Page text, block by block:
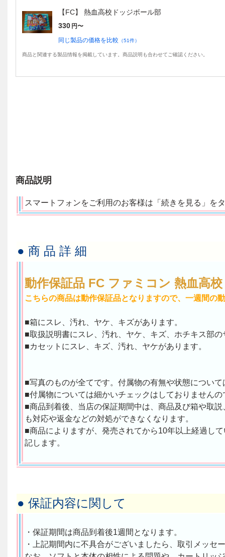
【FC】 熱血高校ドッジボール部
330 円〜
同じ製品の価格を比較 （51件）
商品と関連する製品情報を掲載しています。商品説明も合わせてご確認ください。
商品説明